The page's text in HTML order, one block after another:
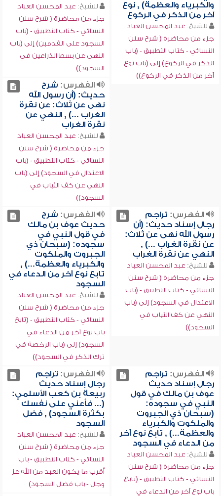
والكبرياء والعظمة) , نوع
آخر من الذكر في الركوع
للشيخ: عبد المحسن العباد
جزء من محاضرة ( شرح سنن
النسائي - كتاب التطبيق - (باب
الذكر في الركوع) إلى (باب نوع
آخر من الذكر في الركوع))
للشيخ: عبد المحسن العباد
جزء من محاضرة ( شرح سنن
النسائي - كتاب التطبيق - (باب
السجود على القدمين) إلى (باب
النهي عن بسط الذراعين في
السجود))
الفهرس: شرح
حديث: (أن رسول الله
نهى عن ثلاث: عن نقرة
الغراب ...) , النهي عن
نقرة الغراب
للشيخ: عبد المحسن العباد
جزء من محاضرة ( شرح سنن
النسائي - كتاب التطبيق - (باب
الاعتدال في السجود) إلى (باب
النهي عن كف الثياب في
السجود))
الفهرس: تراجم
رجال إسناد حديث: (أن
رسول الله نهى عن ثلاث:
عن نقرة الغراب ...) ,
النهي عن نقرة الغراب
للشيخ: عبد المحسن العباد
جزء من محاضرة ( شرح سنن
النسائي - كتاب التطبيق - (باب
الاعتدال في السجود) إلى (باب
النهي عن كف الثياب في
السجود))
الفهرس: شرح
حديث عوف بن مالك
في قول النبي في
سجوده: (سبحان ذي
الجبروت والملكوت
والكبرياء والعظمة...) ,
تابع نوع آخر من الدعاء في
السجود
للشيخ: عبد المحسن العباد
جزء من محاضرة ( شرح سنن
النسائي - كتاب التطبيق - (تابع
باب نوع آخر من الدعاء في
السجود) إلى (باب الرخصة في
ترك الذكر في السجود))
الفهرس: تراجم
رجال إسناد حديث
عوف بن مالك في قول
النبي في سجوده:
(سبحان ذي الجبروت
والملكوت والكبرياء
والعظمة...) , تابع نوع آخر
من الدعاء في السجود
للشيخ: عبد المحسن العباد
جزء من محاضرة ( شرح سنن
النسائي - كتاب التطبيق - (تابع
باب نوع آخر من الدعاء في
الفهرس: تراجم
رجال إسناد حديث
ربيعة بن كعب الأسلمي:
(... فأعني على نفسك
بكثرة السجود) , فضل
السجود
للشيخ: عبد المحسن العباد
جزء من محاضرة ( شرح سنن
النسائي - كتاب التطبيق - باب
أقرب ما يكون العبد من الله عز
وجل - باب فضل السجود)